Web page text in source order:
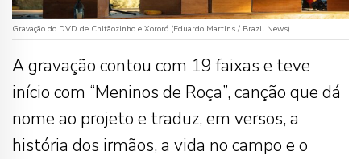
Gravação do DVD de Chitãozinho e Xororó (Eduardo Martins / Brazil News)
A gravação contou com 19 faixas e teve
início com “Meninos de Roça”, canção que dá
nome ao projeto e traduz, em versos, a
história dos irmãos, a vida no campo e o